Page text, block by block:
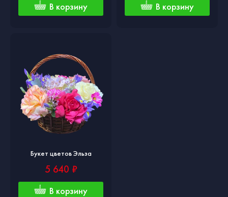
В корзину В корзину
Букет цветов Эльза
5 640 ₽
В корзину